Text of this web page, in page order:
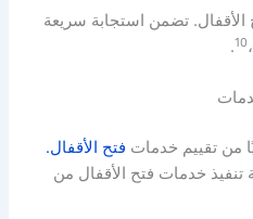
الأقفال. تضمن استجابة سريعة
10، .
من تقييم خدمات فتح الأقفال.
تنفيذ خدمات فتح الأقفال من